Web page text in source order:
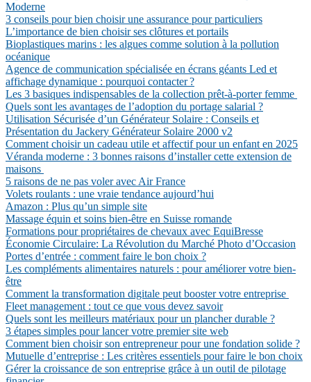
Moderne
3 conseils pour bien choisir une assurance pour particuliers
L’importance de bien choisir ses clôtures et portails
Bioplastiques marins : les algues comme solution à la pollution
océanique
Agence de communication spécialisée en écrans géants Led et
affichage dynamique : pourquoi contacter ?
Les 3 basiques indispensables de la collection prêt-à-porter femme
Quels sont les avantages de l’adoption du portage salarial ?
Utilisation Sécurisée d’un Générateur Solaire : Conseils et
Présentation du Jackery Générateur Solaire 2000 v2
Comment choisir un cadeau utile et affectif pour un enfant en 2025
Véranda moderne : 3 bonnes raisons d’installer cette extension de
maisons
5 raisons de ne pas voler avec Air France
Volets roulants : une vraie tendance aujourd’hui
Amazon : Plus qu’un simple site
Massage équin et soins bien-être en Suisse romande
Formations pour propriétaires de chevaux avec EquiBresse
Économie Circulaire: La Révolution du Marché Photo d’Occasion
Portes d’entrée : comment faire le bon choix ?
Les compléments alimentaires naturels : pour améliorer votre bien-
être
Comment la transformation digitale peut booster votre entreprise
Fleet management : tout ce que vous devez savoir
Quels sont les meilleurs matériaux pour un plancher durable ?
3 étapes simples pour lancer votre premier site web
Comment bien choisir son entrepreneur pour une fondation solide ?
Mutuelle d’entreprise : Les critères essentiels pour faire le bon choix
Gérer la croissance de son entreprise grâce à un outil de pilotage